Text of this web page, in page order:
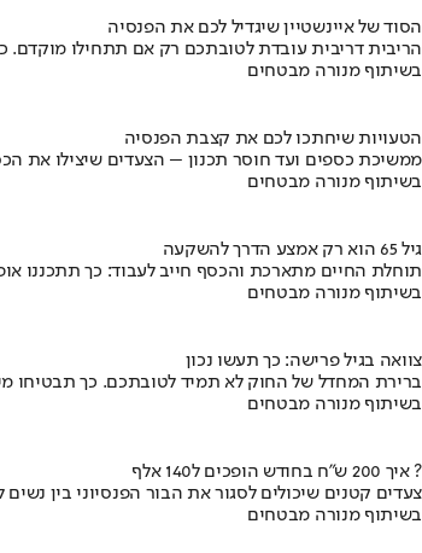
הסוד של איינשטיין שיגדיל לכם את הפנסיה
הריבית דריבית עובדת לטובתכם רק אם תתחילו מוקדם.
בשיתוף מנורה מבטחים
הטעויות שיחתכו לכם את קצבת הפנסיה
ממשיכת כספים ועד חוסר תכנון – הצעדים שיצילו את
בשיתוף מנורה מבטחים
גיל 65 הוא רק אמצע הדרך להשקעה
תוחלת החיים מתארכת והכסף חייב לעבוד: כך תתכננו
בשיתוף מנורה מבטחים
צוואה בגיל פרישה: כך תעשו נכון
ברירת המחדל של החוק לא תמיד לטובתכם. כך תבטיחו
בשיתוף מנורה מבטחים
איך 200 ש"ח בחודש הופכים ל140 אלף ?
צעדים קטנים שיכולים לסגור את הבור הפנסיוני בין נשים
בשיתוף מנורה מבטחים